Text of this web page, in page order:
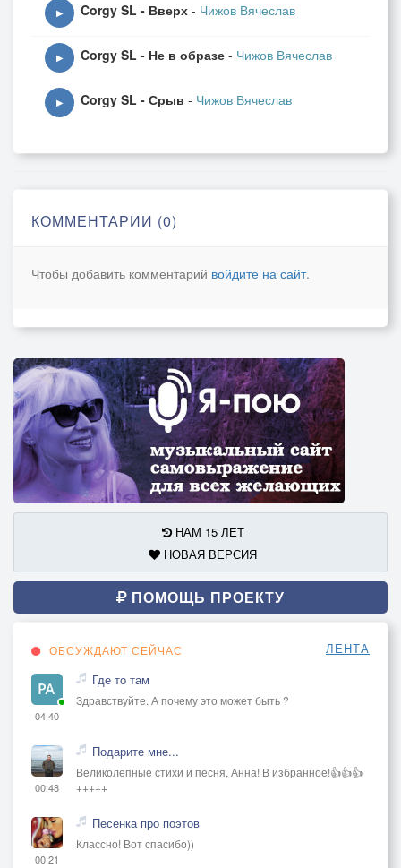
▶ Corgy SL - Вверх - Чижов Вячеслав
▶ Corgy SL - Не в образе - Чижов Вячеслав
▶ Corgy SL - Срыв - Чижов Вячеслав
КОММЕНТАРИИ (0)
Чтобы добавить комментарий войдите на сайт.
НАМ 15 ЛЕТ
НОВАЯ ВЕРСИЯ
ПОМОЩЬ ПРОЕКТУ
ОБСУЖДАЮТ СЕЙЧАС ЛЕНТА
04:40
Где то там
Здравствуйте. А почему это может быть ?
00:48
Подарите мне...
Великолепные стихи и песня, Анна! В избранное!👍👍👍
+++++
00:21
Песенка про поэтов
Классно! Вот спасибо))